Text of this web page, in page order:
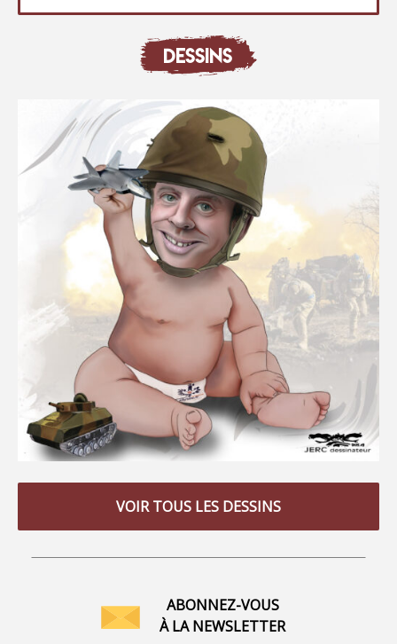
DESSINS
VOIR TOUS LES DESSINS
ABONNEZ-VOUS
À LA NEWSLETTER